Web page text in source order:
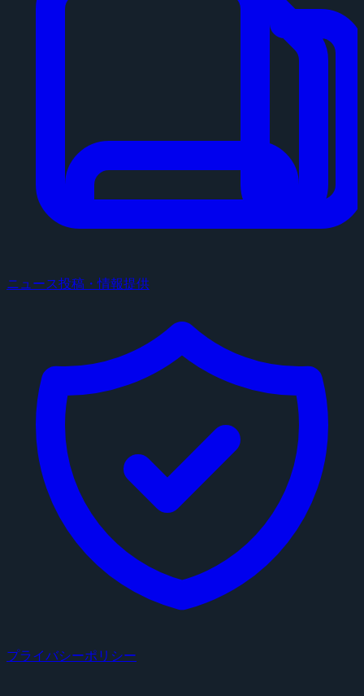
ニュース投稿・情報提供
プライバシーポリシー